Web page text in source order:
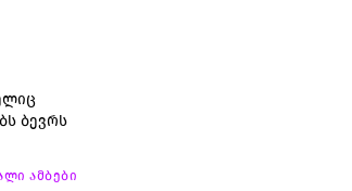
ბევრს
ამბები